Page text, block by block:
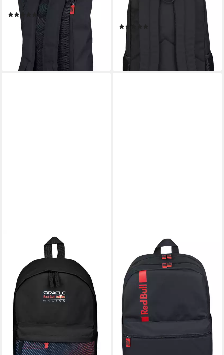
Edition für aktive Lebensstile
(1)
89,95 € 109,95 €
-18%
lieferbar - in 4-5 Werktagen bei dir
Max Verstappen Edition,
stylisch & geräumig
ab 34,95 €
-34%
leider ausverkauft